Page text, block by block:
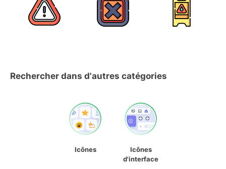
Rechercher dans d'autres catégories
Icônes
Icônes
d'interface